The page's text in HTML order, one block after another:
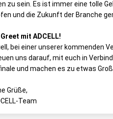
zu sein. Es ist immer eine tolle
und die Zukunft der Branche
mit ADCELL!
bei einer unserer kommenden
uns darauf, mit euch in
und machen es zu etwas
Grüße,
Team